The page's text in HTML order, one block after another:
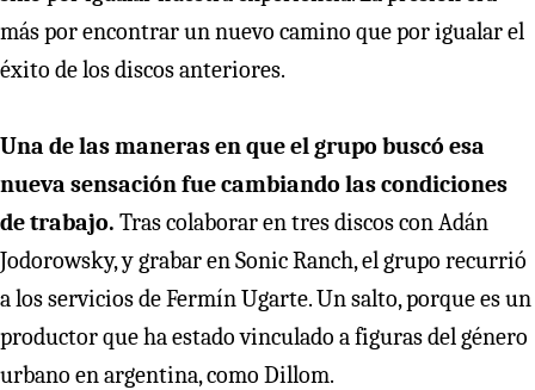
más por encontrar un nuevo camino que por igualar el
éxito de los discos anteriores.
Una de las maneras en que el grupo buscó esa
nueva sensación fue cambiando las condiciones
de trabajo. Tras colaborar en tres discos con Adán
Jodorowsky, y grabar en Sonic Ranch, el grupo recurrió
a los servicios de Fermín Ugarte. Un salto, porque es un
productor que ha estado vinculado a figuras del género
urbano en argentina, como Dillom.